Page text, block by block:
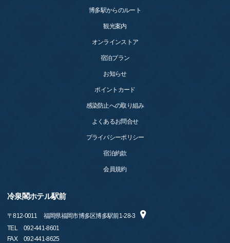
博多駅からのルート
観光案内
オンラインストア
宿泊プラン
お知らせ
ポイントカード
感染防止への取り組み
よくあるお問合せ
プライバシーポリシー
宿泊約款
会員規約
冷泉閣ホテル駅前
〒812-0011
福岡県福岡市博多区博多駅前1-28-3
TEL
092-441-8601
FAX
092-441-8625